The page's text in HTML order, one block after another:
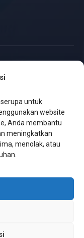
untuk
website
Anda membantu
meningkatkan
menolak, atau